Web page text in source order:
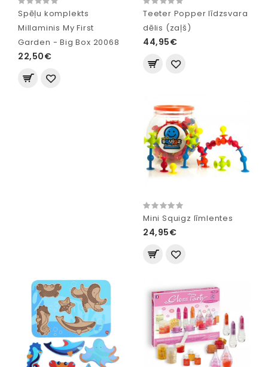
Spēļu komplekts
Millaminis My First
Garden - Big Box 20068
22,50€
Teeter Popper līdzsvara
dēlis (zaļš)
44,95€
Mini Squigz līmlentes
24,95€